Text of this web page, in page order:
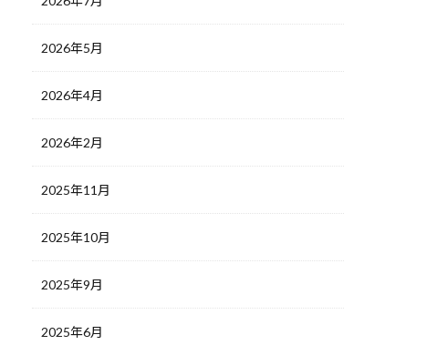
2026年5月
2026年4月
2026年2月
2025年11月
2025年10月
2025年9月
2025年6月